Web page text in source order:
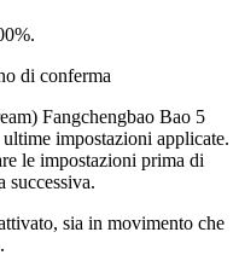
di conferma
Fangchengbao Bao 5
impostazioni applicate.
le impostazioni prima di
successiva.
sia in movimento che